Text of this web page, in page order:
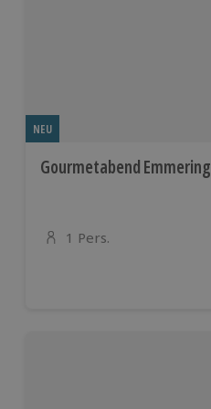
NEU
Gourmetabend Emmering
Anzahl der Teilnehmer
1 Pers.